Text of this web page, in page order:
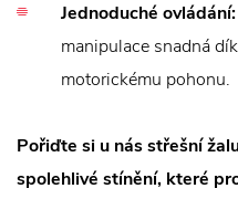
Jednoduché ovládání:
manipulace snadná
motorickému pohonu.
Pořiďte si u nás střešní
spolehlivé stínění, které